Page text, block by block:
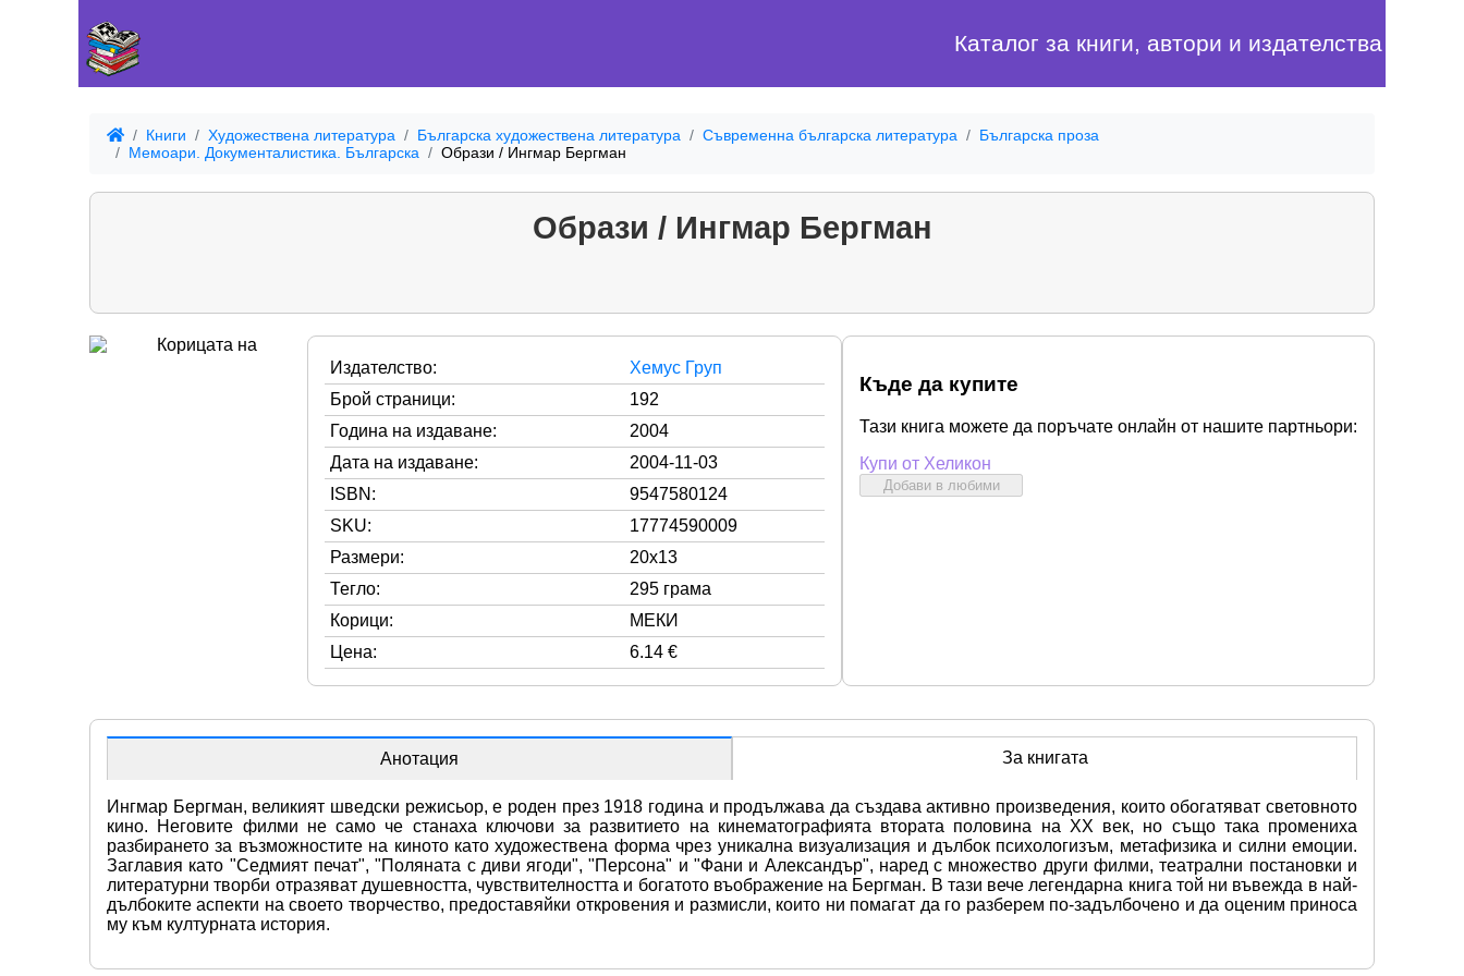
Каталог за книги, автори и издателства
Книги Художествена литература Българска художествена литература Съвременна българска литература
Българска проза
Мемоари. Документалистика. Българска
Образи / Ингмар Бергман
Образи / Ингмар Бергман
Издателство:
Хемус Груп
Брой страници:
192
Година на издаване:
2004
Дата на издаване:
2004-11-03
ISBN:
9547580124
SKU:
17774590009
Размери:
20x13
Тегло:
295 грама
Корици:
МЕКИ
Цена:
6.14 €
Къде да купите
Тази книга можете да поръчате онлайн от нашите партньори:
Купи от Хеликон
Добави в любими
Анотация За книгата
Ингмар Бергман, великият шведски режисьор, е роден през 1918 година и продължава да създава активно произведения, които обогатяват световното
кино. Неговите филми не само че станаха ключови за развитието на кинематографията втората половина на XX век, но също така промениха
разбирането за възможностите на киното като художествена форма чрез уникална визуализация и дълбок психологизъм, метафизика и силни емоции.
Заглавия като "Седмият печат", "Поляната с диви ягоди", "Персона" и "Фани и Александър", наред с множество други филми, театрални постановки и
литературни творби отразяват душевността, чувствителността и богатото въображение на Бергман. В тази вече легендарна книга той ни въвежда в най-
дълбоките аспекти на своето творчество, предоставяйки откровения и размисли, които ни помагат да го разберем по-задълбочено и да оценим приноса
му към културната история.